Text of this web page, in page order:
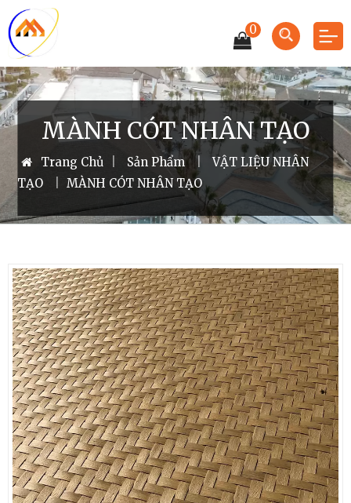
0
MÀNH CÓT NHÂN TẠO
Trang Chủ Sản Phẩm |
VẬT LIỆU NHÂN
TẠO
MÀNH CÓT NHÂN TẠO